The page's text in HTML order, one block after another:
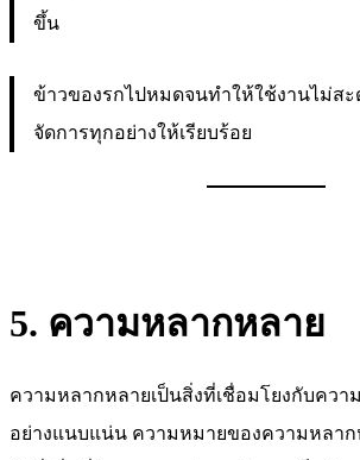
ขึ้น
ข้าวของรกไปหมดจนทำให้ใช้งานไม่ส
จัดการทุกอย่างให้เรียบร้อย
5. ความหลากหลาย
ความหลากหลายเป็นสิ่งที่เชื่อมโยงกับควา
อย่างแนบแน่น ความหมายของความหลาก